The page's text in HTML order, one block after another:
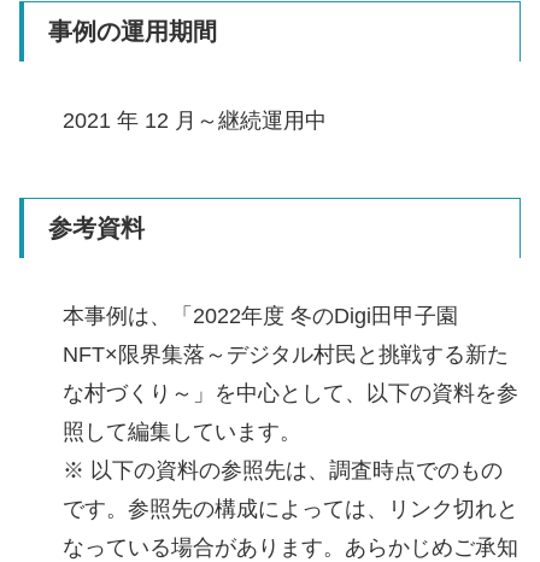
事例の運用期間
2021 年 12 月～継続運用中
参考資料
本事例は、「2022年度 冬のDigi田甲子園
NFT×限界集落～デジタル村民と挑戦する新た
な村づくり～」を中心として、以下の資料を参
照して編集しています。
※ 以下の資料の参照先は、調査時点でのもの
です。参照先の構成によっては、リンク切れと
なっている場合があります。あらかじめご承知